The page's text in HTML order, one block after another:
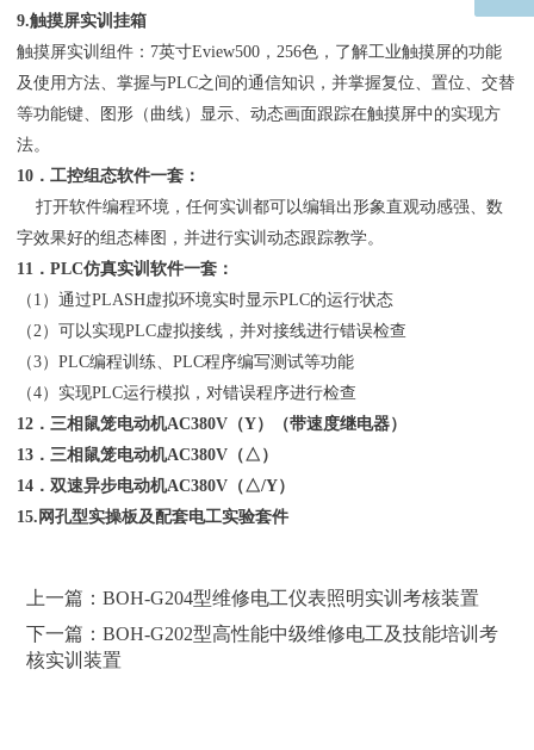
9.触摸屏实训挂箱
触摸屏实训组件：7英寸Eview500，256色，了解工业触摸屏的功能
及使用方法、掌握与PLC之间的通信知识，并掌握复位、置位、交替
等功能键、图形（曲线）显示、动态画面跟踪在触摸屏中的实现方
法。
10．工控组态软件一套：
打开软件编程环境，任何实训都可以编辑出形象直观动感强、数
字效果好的组态棒图，并进行实训动态跟踪教学。
11．PLC仿真实训软件一套：
（1）通过PLASH虚拟环境实时显示PLC的运行状态
（2）可以实现PLC虚拟接线，并对接线进行错误检查
（3）PLC编程训练、PLC程序编写测试等功能
（4）实现PLC运行模拟，对错误程序进行检查
12．三相鼠笼电动机AC380V（Y）（带速度继电器）
13．三相鼠笼电动机AC380V（△）
14．双速异步电动机AC380V（△/Y）
15.网孔型实操板及配套电工实验套件
上一篇：BOH-G204型维修电工仪表照明实训考核装置
下一篇：BOH-G202型高性能中级维修电工及技能培训考
核实训装置